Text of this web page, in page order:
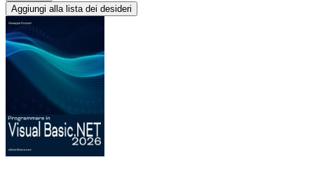
Aggiungi alla lista dei desideri